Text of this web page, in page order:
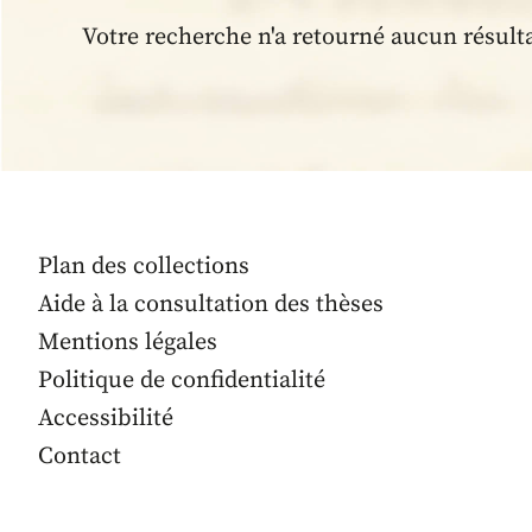
Votre recherche n'a retourné aucun
Plan des collections
Aide à la consultation des thèses
Mentions légales
Politique de confidentialité
Accessibilité
Contact